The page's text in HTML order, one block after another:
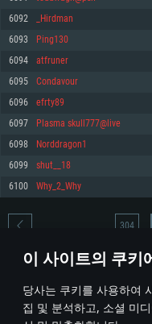
이 사이트의 쿠키
당사는 쿠키를 사용하여
집 및 분석하고, 소셜 미
GeForce GT 660. 최소 사양 해상
네트워크: 브로드밴드 인터넷
여유 저장 공간: 22.1 GB (최소 클
권장 사양
570 혹은 그 이상
여유 저장 공간: 62.2 GB (전체
능을 가지는 Mac 버전의 AMD/
네트워크: 브로드밴드 인터넷
여유 저장 공간: 22.1 GB (최소 클
권장 사양
네트워크: 브로드밴드 인터넷
여유 저장 공간: 62.2 GB (전체
660 (6개월 미만) 혹은 그와 동
원하는 AMD (6개월 미만; 최소
네트워크: 브로드밴드 인터넷
여유 저장 공간: 22.1 GB (최소 클
권장 사양
운영체제: Ubuntu 20.04 64bit
프로세서: Intel Core i7
메모리: 16 GB
그래픽 카드: Vulkan 을 지원하
1060 (6개월 미만) 혹은 그와 동
지원하는 AMD RX 570 (6개월
여유 저장 공간: 62.2 GB (전체 클
6092 _Hirdman
6093 Ping130
6094 atfruner
6095 Condavour
6096 efrty89
6097 Plasma skull777@live
6098 Norddragon1
6099 shut__18
6100 Why_2_Why
* 순위표는 매일 1회 갱신됩니다
304